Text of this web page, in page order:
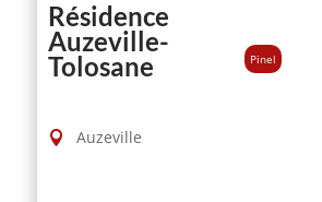
Résidence
Auzeville-
Tolosane
Pinel
Auzeville